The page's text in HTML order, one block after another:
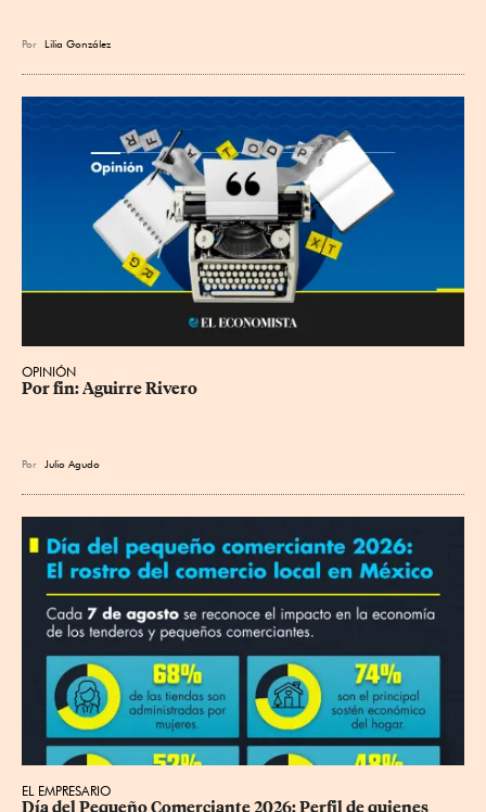
Por Lilia González
OPINIÓN
Por fin: Aguirre Rivero
Por Julio Agudo
EL EMPRESARIO